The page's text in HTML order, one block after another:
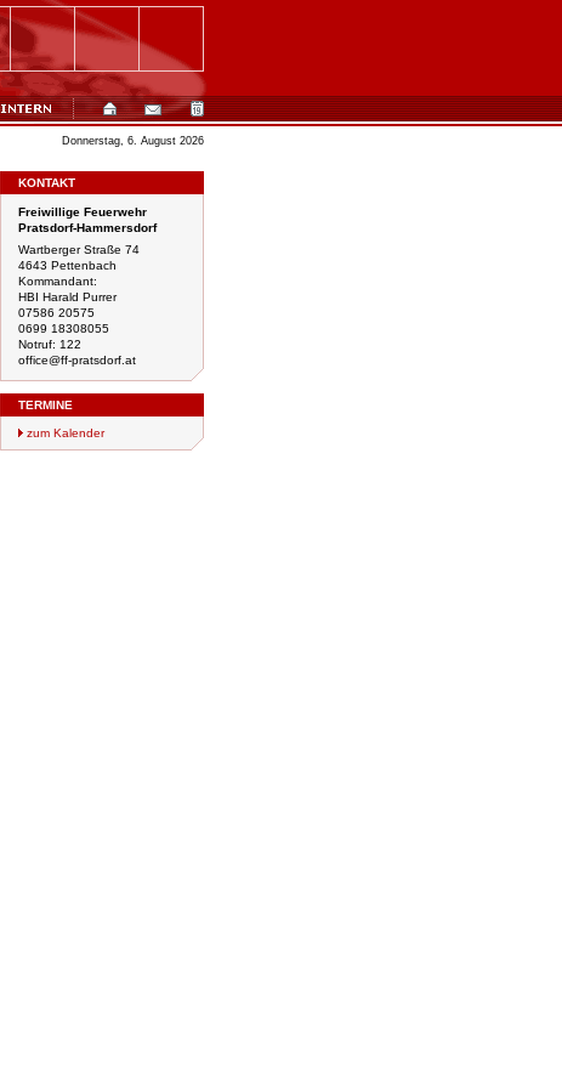
Donnerstag, 6. August 2026
KONTAKT
Freiwillige Feuerwehr
Pratsdorf-Hammersdorf
Wartberger Straße 74
4643 Pettenbach
Kommandant:
HBI Harald Purrer
07586 20575
0699 18308055
Notruf: 122
office@ff-pratsdorf.at
TERMINE
zum Kalender